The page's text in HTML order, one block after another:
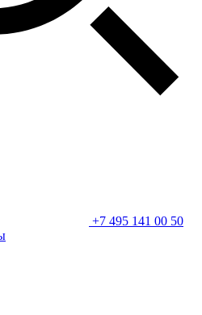
+7 495 141 00 50